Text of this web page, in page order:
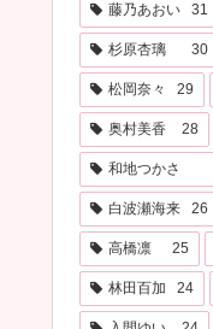
藤乃あおい 31
杉原杏璃 30
松岡奈々 29
奥村美香 28
和地つかさ
白波瀬海来 26
高橋凛 25
林田百加 24